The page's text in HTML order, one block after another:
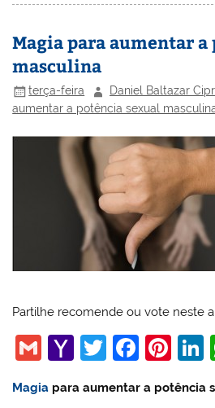
Magia para aumentar
masculina
terça-feira Daniel Baltazar
aumentar a potência sexual
Partilhe recomende ou vote neste
G
ai
Y
h
T
itt
F
c
Pi
er
Magia para aumentar a potência